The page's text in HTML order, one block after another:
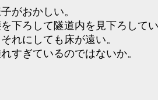
がおかしい。
下ろして隧道内を見下ろして
れにしても床が遠い。
すぎているのではないか。